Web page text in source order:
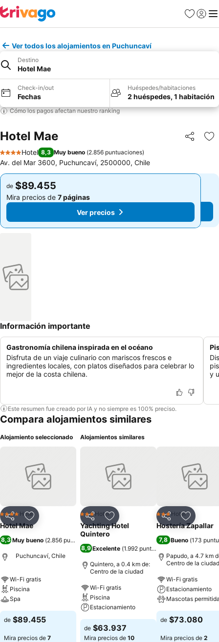
Favoritos
Iniciar
Ver todos los alojamientos en Puchuncaví
Destino
Hotel Mae
Check-in/out
Fechas
Huéspedes/habitaciones
2 huéspedes, 1 habitación
Cómo los pagos afectan nuestro ranking
Hotel Mae Compartir
4 Estrellas
Hotel 8,3 Muy bueno (2.856 puntuaciones)
Av. del Mar 3600, Puchuncaví, 2500000, Chile
de $89.455
Mira precios de 7 páginas
Ver precios
de $89.455
Mira precios de 7 páginas
Ver precios
Información importante
Gastronomía chilena inspirada en el océano
Disfruta de un viaje culinario con mariscos frescos e
ingredientes locales, con platos diseñados para celebrar lo
mejor de la costa chilena.
y
Este resumen fue creado por IA y no siempre es 100% preciso.
Compara alojamientos similares
Alojamiento seleccionado
CompartirAgregar a favoritos
4 EstrellasHotel
Hotel Mae
8,3 Muy bueno (2.856 puntuaciones
Puchuncaví, Chile
Wi-Fi gratis
Piscina
Spa
de $89.455
Mira precios de 7
Alojamientos similares
CompartirAgregar a favoritos
3 Estrellas
Hotel
Yachting Hotel
Quintero
8,9 Excelente (1.992 puntuaciones
Quintero, a 0.4 km de:
Centro de la ciudad
Wi-Fi gratis
Piscina
Estacionamiento
de $63.937
Mira precios de 10
CompartirAgregar
3 Estrellas
Hotel
Hostería Zapallar
7,8 Bueno (173
Papudo, a 4.7 km
Centro de la ciudad
Wi-Fi gratis
Estacionamiento
Mascotas
de $73.080
Mira precios de 2